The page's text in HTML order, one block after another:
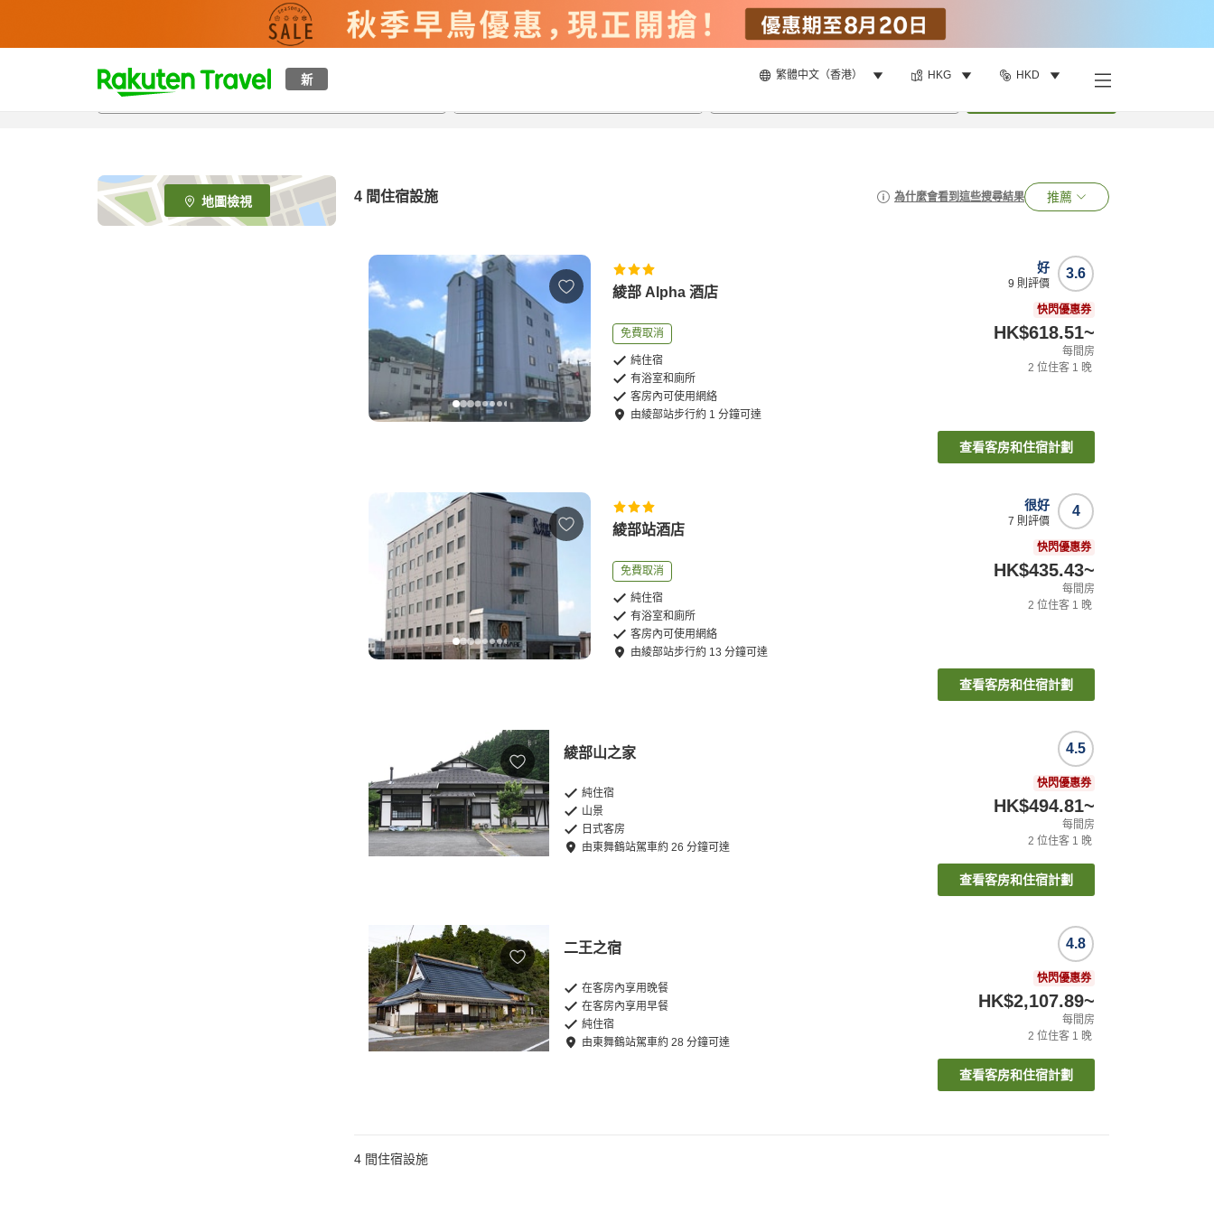
新 繁體中文（香港） HKG HKD
t
p
e
_
s
地圖檢視 4 間住宿設施 為什麼會看到這些搜尋結果 推薦
綾部 Alpha 酒店
免費取消
純住宿
有浴室和廁所
客房內可使用網絡
由綾部站步行約 1 分鐘可達
3.6
好
9 則評價
快閃優惠券
HK$618.51~
每間房
2 位住客 1 晚
查看客房和住宿計劃
綾部站酒店
免費取消
純住宿
有浴室和廁所
客房內可使用網絡
由綾部站步行約 13 分鐘可達
4
很好
7 則評價
快閃優惠券
HK$435.43~
每間房
2 位住客 1 晚
查看客房和住宿計劃
綾部山之家
純住宿
山景
日式客房
由東舞鶴站駕車約26 分鐘可達
4.5
快閃優惠券
HK$494.81~
每間房
2 位住客 1 晚
查看客房和住宿計劃
二王之宿
在客房內享用晚餐
在客房內享用早餐
純住宿
由東舞鶴站駕車約28 分鐘可達
4.8
快閃優惠券
HK$2,107.89~
每間房
2 位住客 1 晚
查看客房和住宿計劃
4 間住宿設施